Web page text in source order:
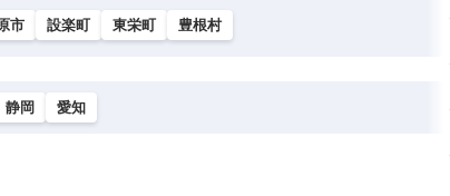
市 設楽町 東栄町 豊根村
静岡 愛知